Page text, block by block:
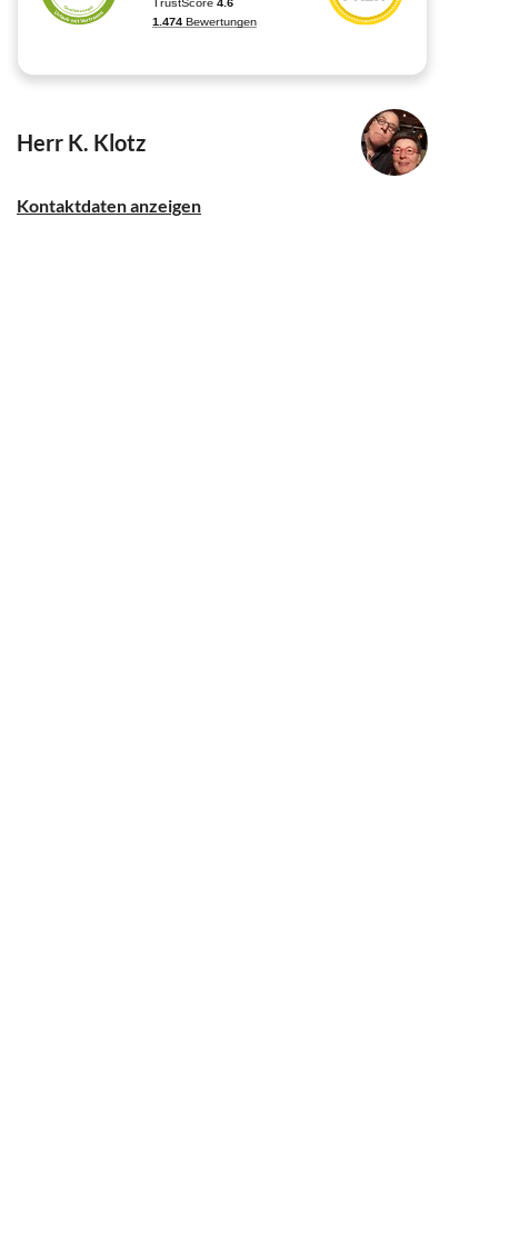
Herr K. Klotz
Kontaktdaten anzeigen